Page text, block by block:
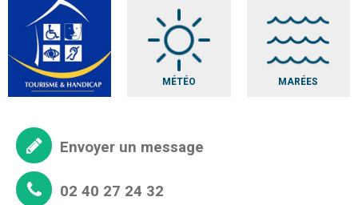
MÉTÉO MARÉES
Envoyer un message
02 40 27 24 32